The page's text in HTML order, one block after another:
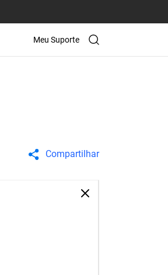
Meu Suporte
Compartilhar